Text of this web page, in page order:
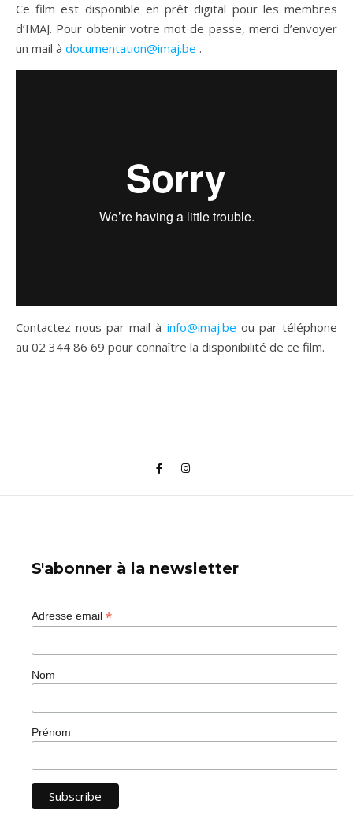
Ce film est disponible en prêt digital pour les membres
d’IMAJ. Pour obtenir votre mot de passe, merci d’envoyer
un mail à documentation@imaj.be .
Contactez-nous par mail à info@imaj.be ou par téléphone
au 02 344 86 69 pour connaître la disponibilité de ce film.
S'abonner à la newsletter
Adresse email *
Nom
Prénom